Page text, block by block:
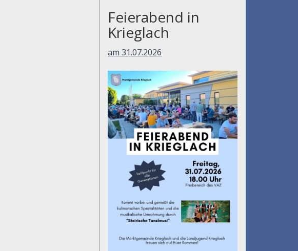
Feierabend in
Krieglach
am 31.07.2026